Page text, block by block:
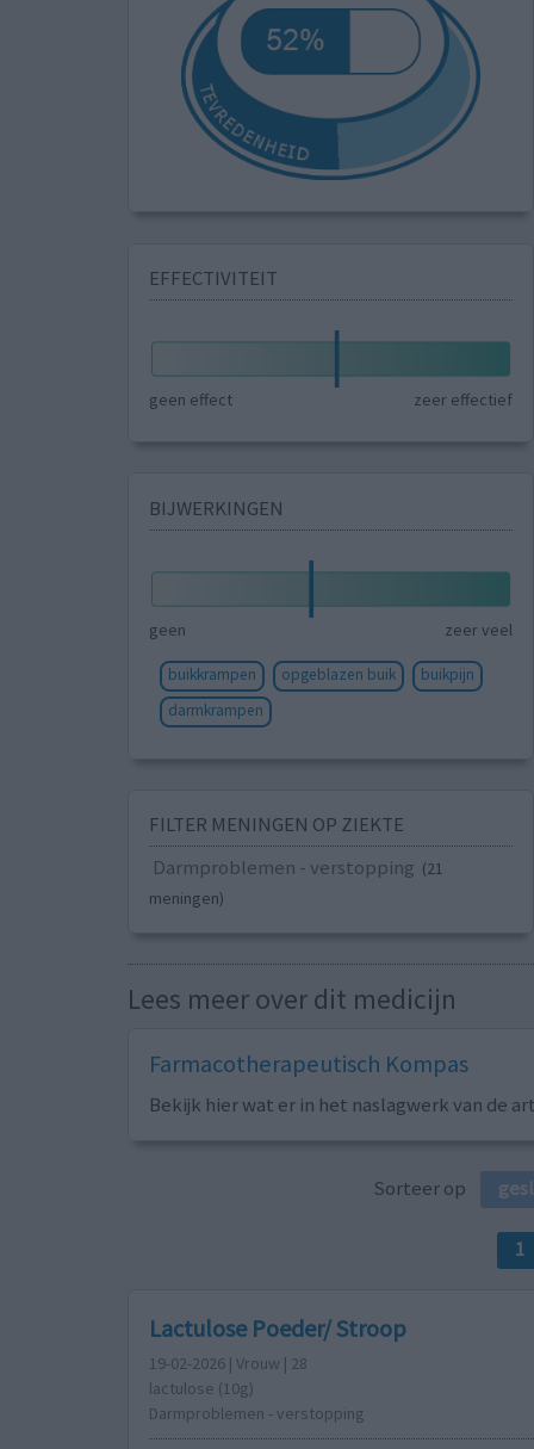
EFFECTIVITEIT
geen effect zeer effectief
BIJWERKINGEN
geen zeer veel
buikkrampen opgeblazen buik
buikpijn
darmkrampen
FILTER MENINGEN OP ZIEKTE
Darmproblemen - verstopping (21
meningen)
Lees meer over dit medicijn
Farmacotherapeutisch Kompas
Bekijk hier wat er in het naslagwerk van de
Sorteer op
1
Lactulose Poeder/ Stroop
19-02-2026 | Vrouw | 28
lactulose (10g)
Darmproblemen - verstopping